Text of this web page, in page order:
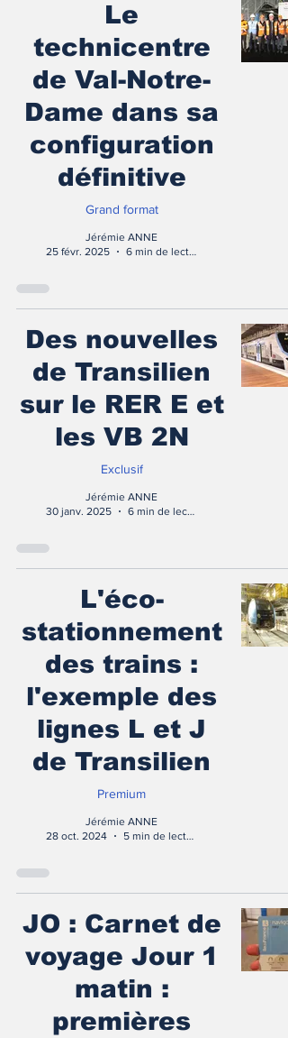
Le
technicentre
de Val-Notre-
Dame dans sa
configuration
définitive
Grand format
Jérémie ANNE
25 févr. 2025
6 min de lecture
Des nouvelles
de Transilien
sur le RER E et
les VB 2N
Exclusif
Jérémie ANNE
30 janv. 2025
6 min de lecture
L'éco-
stationnement
des trains :
l'exemple des
lignes L et J
de Transilien
Premium
Jérémie ANNE
28 oct. 2024
5 min de lecture
JO : Carnet de
voyage Jour 1
matin :
premières